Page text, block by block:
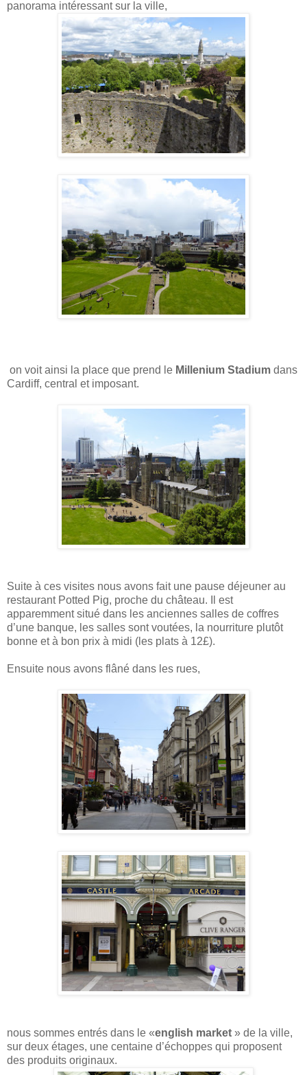
panorama intéressant sur la ville,
on voit ainsi la place que prend le Millenium Stadium dans
Cardiff, central et imposant.
Suite à ces visites nous avons fait une pause déjeuner au
restaurant Potted Pig, proche du château. Il est
apparemment situé dans les anciennes salles de coffres
d’une banque, les salles sont voutées, la nourriture plutôt
bonne et à bon prix à midi (les plats à 12£).
Ensuite nous avons flâné dans les rues,
nous sommes entrés dans le «english market » de la ville,
sur deux étages, une centaine d’échoppes qui proposent
des produits originaux.